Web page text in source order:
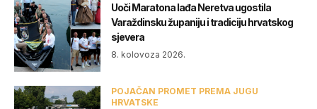
Uoči Maratona lađa Neretva ugostila
Varaždinsku županiju i tradiciju hrvatskog
sjevera
8. kolovoza 2026.
POJAČAN PROMET PREMA JUGU
HRVATSKE